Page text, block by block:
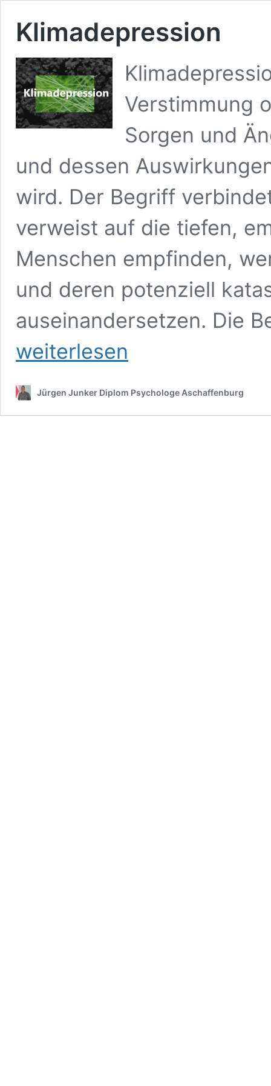
Klimadepression
Verstimmung
Sorgen und
und dessen
wird. Der Begriff
verweist auf die tiefen,
Menschen empfinden,
und deren potenziell
auseinandersetzen. Die
weiterlesen
Jürgen Junker Diplom Psychologe Aschaffenburg